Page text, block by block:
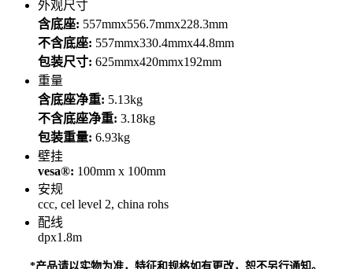
外观尺寸
含底座: 557mmx556.7mmx228.3mm
不含底座: 557mmx330.4mmx44.8mm
包装尺寸: 625mmx420mmx192mm
重量
含底座净重: 5.13kg
不含底座净重: 3.18kg
包装重量: 6.93kg
壁挂
vesa®: 100mm x 100mm
安规
ccc, cel level 2, china rohs
配线
dpx1.8m
*产品请以实物为准，特征和规格如有更改，恕不另行通知。